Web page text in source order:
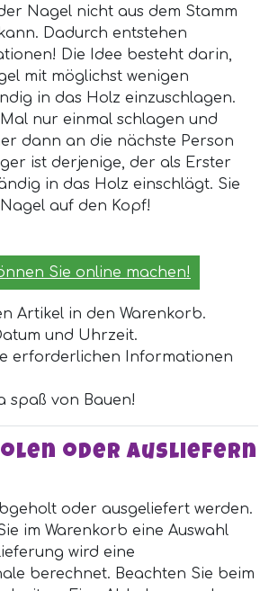
Nagel nicht aus dem Stamm
Dadurch entstehen
Die Idee besteht darin,
mit möglichst wenigen
in das Holz einzuschlagen.
nur einmal schlagen und
dann an die nächste Person
ist derjenige, der als Erster
in das Holz einschlägt. Sie
auf den Kopf!
Sie online machen!
Artikel in den Warenkorb.
und Uhrzeit.
erforderlichen Informationen
spaß von Bauen!
oder ausliefern
oder ausgeliefert werden.
im Warenkorb eine Auswahl
wird eine
berechnet. Beachten Sie beim